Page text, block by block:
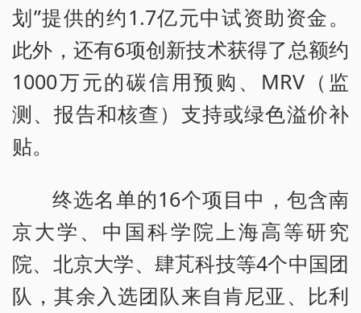
划”提供的约1.7亿元中试资助资金。
此外，还有6项创新技术获得了总额约
1000万元的碳信用预购、MRV（监
测、报告和核查）支持或绿色溢价补
贴。
终选名单的16个项目中，包含南
京大学、中国科学院上海高等研究
院、北京大学、肆芃科技等4个中国团
队，其余入选团队来自肯尼亚、比利